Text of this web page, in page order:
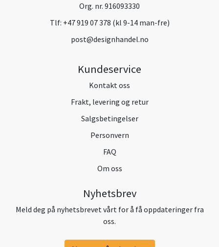
Org. nr. 916093330
Tlf: +47 919 07 378 (kl 9-14 man-fre)
post@designhandel.no
Kundeservice
Kontakt oss
Frakt, levering og retur
Salgsbetingelser
Personvern
FAQ
Om oss
Nyhetsbrev
Meld deg på nyhetsbrevet vårt for å få oppdateringer fra
oss.